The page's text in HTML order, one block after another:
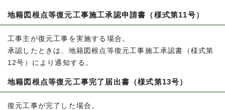
地籍図根点等復元工事施工承認申請書（様式第11号）
工事主が復元工事を実施する場合。
承認したときは、地籍図根点等復元工事施工承認書（様式第
12号）により通知する。
地籍図根点等復元工事完了届出書（様式第13号）
復元工事が完了した場合。